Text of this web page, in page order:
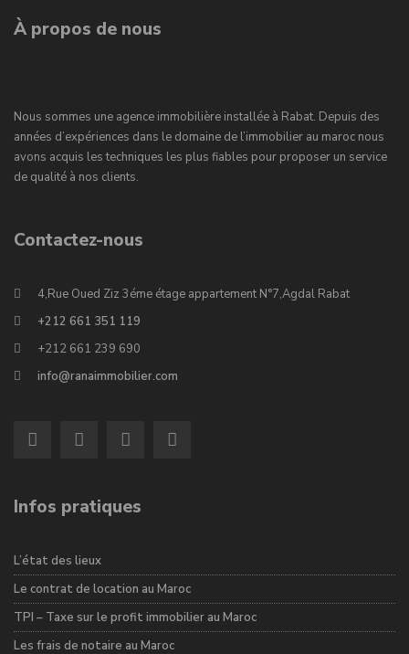
À propos de nous
Nous sommes une agence immobilière installée à Rabat. Depuis des
années d’expériences dans le domaine de l’immobilier au maroc nous
avons acquis les techniques les plus fiables pour proposer un service
de qualité à nos clients.
Contactez-nous
4,Rue Oued Ziz 3éme étage appartement N°7,Agdal Rabat
+212 661 351 119
+212 661 239 690
info@ranaimmobilier.com
Infos pratiques
L’état des lieux
Le contrat de location au Maroc
TPI – Taxe sur le profit immobilier au Maroc
Les frais de notaire au Maroc